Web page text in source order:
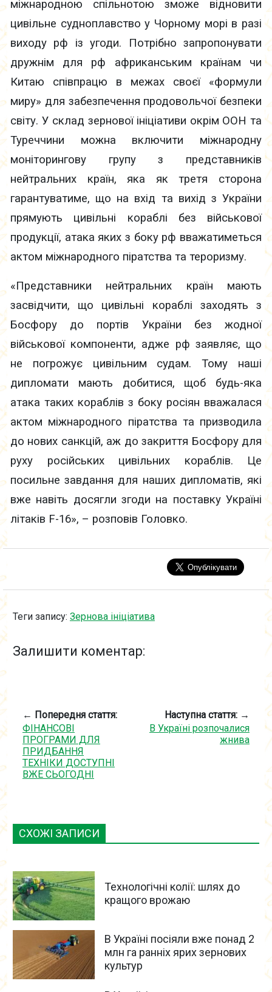
міжнародною спільнотою зможе відновити
цивільне судноплавство у Чорному морі в разі
виходу рф із угоди. Потрібно запропонувати
дружнім для рф африканським країнам чи
Китаю співпрацю в межах своєї «формули
миру» для забезпечення продовольчої безпеки
світу. У склад зернової ініціативи окрім ООН та
Туреччини можна включити міжнародну
моніторингову групу з представників
нейтральних країн, яка як третя сторона
гарантуватиме, що на вхід та вихід з України
прямують цивільні кораблі без військової
продукції, атака яких з боку рф вважатиметься
актом міжнародного піратства та тероризму.
«Представники нейтральних країн мають
засвідчити, що цивільні кораблі заходять з
Босфору до портів України без жодної
військової компоненти, адже рф заявляє, що
не погрожує цивільним судам. Тому наші
дипломати мають добитися, щоб будь-яка
атака таких кораблів з боку росіян вважалася
актом міжнародного піратства та призводила
до нових санкцій, аж до закриття Босфору для
руху російських цивільних кораблів. Це
посильне завдання для наших дипломатів, які
вже навіть досягли згоди на поставку Україні
літаків F-16», – розповів Головко.
Теги запису: Зернова ініціатива
Залишити коментар:
← Попередня стаття:
ФІНАНСОВІ
ПРОГРАМИ ДЛЯ
ПРИДБАННЯ
ТЕХНІКИ ДОСТУПНІ
ВЖЕ СЬОГОДНІ
Наступна стаття: →
В Україні розпочалися
жнива
СХОЖІ ЗАПИСИ
Технологічні колії: шлях до
кращого врожаю
В Україні посіяли вже понад 2
млн га ранніх ярих зернових
культур